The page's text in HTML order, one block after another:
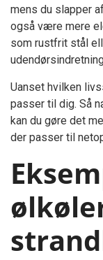
mens du slapper
også være mere
som rustfrit stål
Uanset hvilken
passer til dig. Så
kan du gøre det
der passer til